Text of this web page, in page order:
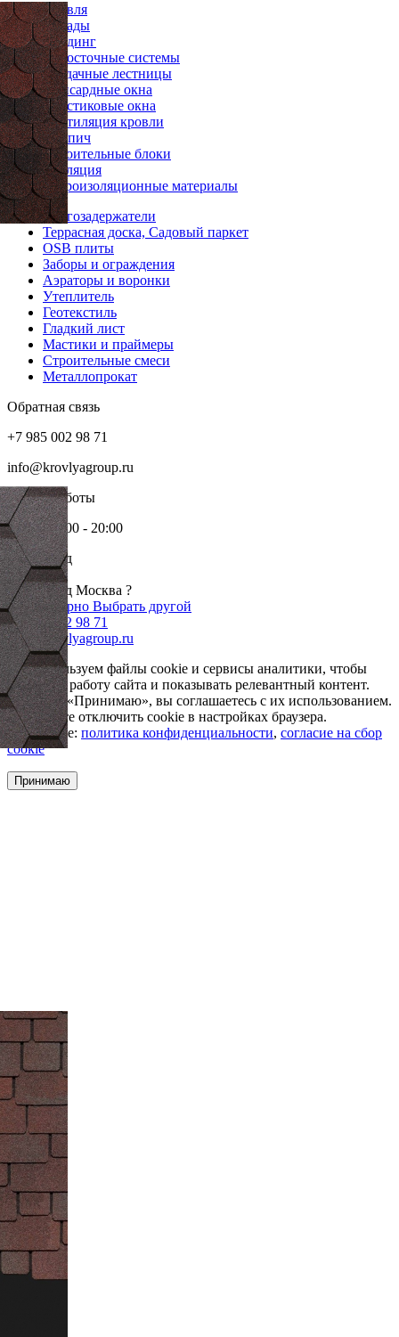
Кровля
Фасады
Сайдинг
Водосточные системы
Чердачные лестницы
Мансардные окна
Пластиковые окна
Вентиляция кровли
Кирпич
Строительные блоки
Изоляция
Гидроизоляционные материалы
Снегозадержатели
Террасная доска, Садовый паркет
OSB плиты
Заборы и ограждения
Аэраторы и воронки
Утеплитель
Геотекстиль
Гладкий лист
Мастики и праймеры
Строительные смеси
Металлопрокат
Обратная связь
+7 985 002 98 71
info@krovlyagroup.ru
Режим работы
Пн-Пт: 9:00 - 20:00
Ваш город
Москва
Ваш город Москва ?
Да, все верно Выбрать другой
+7 985 002 98 71
info@krovlyagroup.ru
Мы используем файлы cookie и сервисы аналитики, чтобы
улучшить работу сайта и показывать релевантный контент.
Нажимая «Принимаю», вы соглашаетесь с их использованием.
Вы можете отключить cookie в настройках браузера.
Подробнее: политика конфиденциальности, согласие на сбор
cookie
Принимаю